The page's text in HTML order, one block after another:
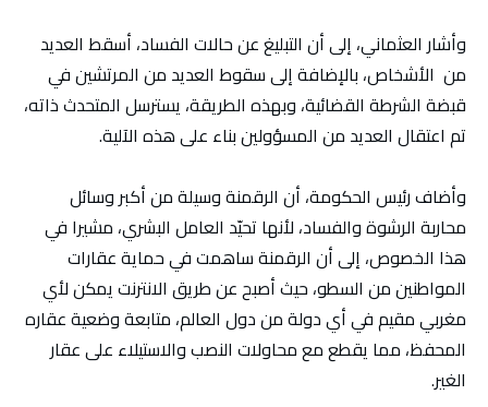
وأشار العثماني، إلى أن التبليغ عن حالات الفساد، أسقط العديد
من الأشخاص، بالإضافة إلى سقوط العديد من المرتشين في
قبضة الشرطة القضائية، وبهذه الطريقة، يسترسل المتحدث ذاته،
تم اعتقال العديد من المسؤولين بناء على هذه الآلية.
وأضاف رئيس الحكومة، أن الرقمنة وسيلة من أكبر وسائل
محاربة الرشوة والفساد، لأنها تحيّد العامل البشري، مشيرا في
هذا الخصوص، إلى أن الرقمنة ساهمت في حماية عقارات
المواطنين من السطو، حيث أصبح عن طريق الانترنت يمكن لأي
مغربي مقيم في أي دولة من دول العالم، متابعة وضعية عقاره
المحفظ، مما يقطع مع محاولات النصب والاستيلاء على عقار
الغير.